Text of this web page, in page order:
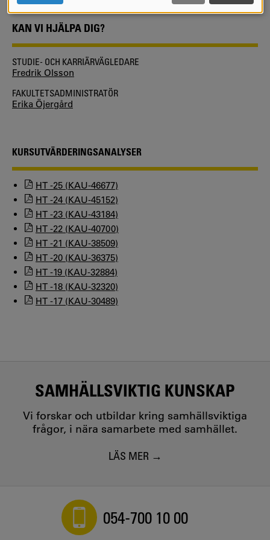
KAN VI HJÄLPA DIG?
STUDIE- OCH KARRIÄRVÄGLEDARE
Fredrik Olsson
FAKULTETSADMINISTRATÖR
Erika Öjergård
KURSUTVÄRDERINGSANALYSER
HT -25 (KAU-46677)
HT -24 (KAU-45152)
HT -23 (KAU-43184)
HT -22 (KAU-40700)
HT -21 (KAU-38509)
HT -20 (KAU-36375)
HT -19 (KAU-32884)
HT -18 (KAU-32320)
HT -17 (KAU-30489)
SAMHÄLLSVIKTIG KUNSKAP
Vi forskar och utbildar kring samhällsviktiga
frågor, i nära samarbete med samhället.
LÄS MER
054-700 10 00
COOKIES